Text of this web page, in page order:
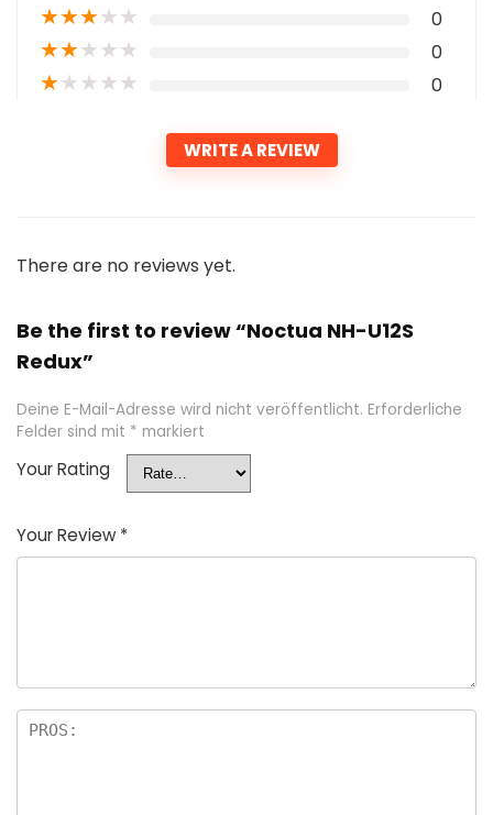
★★★★★ 0
★★★★★ 0
★★★★★ 0
WRITE A REVIEW
There are no reviews yet.
Be the first to review “Noctua NH-U12S
Redux”
Deine E-Mail-Adresse wird nicht veröffentlicht. Erforderliche
Felder sind mit * markiert
Your Rating
Your Review *